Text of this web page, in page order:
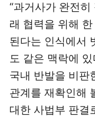
“과거사가 완전
래 협력을 위해
된다는 인식에서
도 같은 맥락에
국내 반발을 비판
관계를 재확인해
대한 사법부 판결